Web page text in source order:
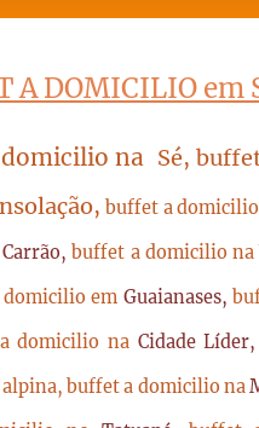
A DOMICILIO em
na Sé,
buffet a
buffet a domicilio na
em Guaianases,
domicilio na Cidade Líder,
buffet a domicilio na